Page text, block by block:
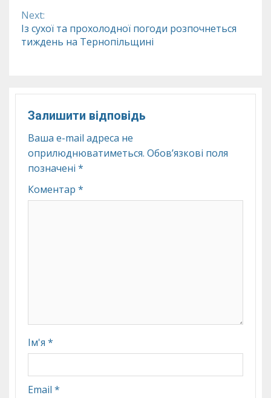
Reading
Next:
Із сухої та прохолодної погоди розпочнеться
тиждень на Тернопільщині
Залишити відповідь
Ваша e-mail адреса не
оприлюднюватиметься. Обов’язкові поля
позначені *
Коментар *
Ім'я *
Email *